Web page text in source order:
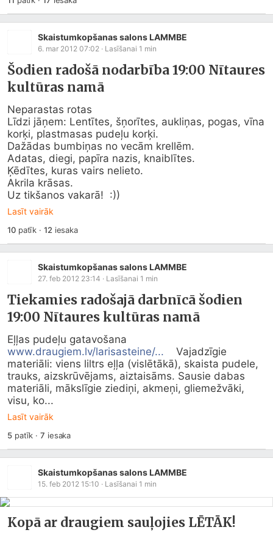
Skaistumkopšanas salons LAMMBE
6. mar 2012 07:02 · Lasīšanai 1 min
Šodien radošā nodarbība 19:00 Nītaures
kultūras namā
Neparastas rotas
Līdzi jāņem: Lentītes, šņorītes, aukliņas, pogas, vīna
korķi, plastmasas pudeļu korķi.
Dažādas bumbiņas no vecām krellēm.
Adatas, diegi, papīra nazis, knaiblītes.
Ķēdītes, kuras vairs nelieto.
Akrila krāsas.
Uz tikšanos vakarā!  :))
Lasīt vairāk
10patīk · 12 iesaka
Skaistumkopšanas salons LAMMBE
27. feb 2012 23:14 · Lasīšanai 1 min
Tiekamies radošajā darbnīcā šodien
19:00 Nītaures kultūras namā
www.draugiem.lv/larisasteine/...
    Vajadzīgie
materiāli: viens liltrs eļļa (vislētākā), skaista pudele,
trauks, aizskrūvējams, aiztaisāms. Sausie dabas
materiāli, mākslīgie ziediņi, akmeņi, gliemežvāki,
visu, ko...
Lasīt vairāk
5patīk ·7 iesaka
Skaistumkopšanas salons LAMMBE
15. feb 2012 15:10 · Lasīšanai 1 min
Kopā ar draugiem sauļojies LĒTĀK!